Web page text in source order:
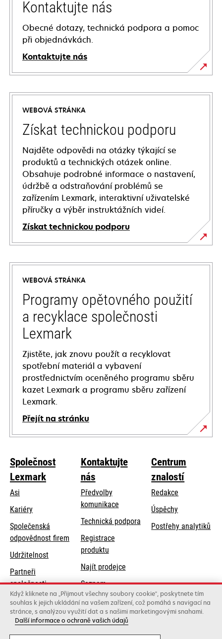
Kontaktujte nás
Obecné dotazy, technická podpora a pomoc
při objednávkách.
Kontaktujte nás
WEBOVÁ STRÁNKA
Získat technickou podporu
Najděte odpovědi na otázky týkající se
produktů a technických otázek online.
Obsahuje podrobné informace o nastavení,
údržbě a odstraňování problémů se
zařízením Lexmark, interaktivní uživatelské
příručky a výběr instruktážních videí.
Získat technickou podporu
opens
in
new
tab
WEBOVÁ STRÁNKA
Programy opětovného použití
a recyklace společnosti
Lexmark
Zjistěte, jak znovu použít a recyklovat
spotřební materiál a vybavení
prostřednictvím oceněného programu sběru
kazet Lexmark a programu sběru zařízení
Lexmark.
Přejít na stránku
Společnost
Lexmark
Asi
Kariéry
Společenská
odpovědnost firem opens
new
tab
Udržitelnost
Partneři
společnosti
Lexmark
Kontaktujte
nás
Předvolby
komunikace
Technická podporaopens
Registrace
produktu
Najít prodejce
Seznam
velkoobchodníků
Centrum
znalostí
Redakce
Úspěchy
Postřehy analytiků
Lexmark International, Inc., společnost Xerox
©2026 Všechna práva vyhrazena.
Když kliknete na „Přijmout všechny soubory cookie“, poskytnete tím
souhlas k jejich ukládání na vašem zařízení, což pomáhá s navigací na
stránce, s analýzou využití dat a s našimi marketingovými snahami.
Další informace o ochraně vašich údajů